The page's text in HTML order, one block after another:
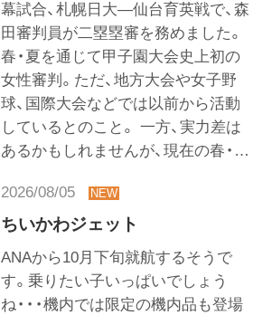
幕試合、札幌日大―仙台育英戦で、森
田審判員が二塁塁審を務めました。
春・夏を通じて甲子園大会史上初の
女性審判。ただ、地方大会や女子野
球、国際大会などでは以前から活動
しているとのこと。 一方、実力差は
あるかもしれませんが、現在の春・…
2026/08/05
ちいかわジェット
ANAから10月下旬就航するそうで
す。乗りたい子いっぱいでしょう
ね・・・機内では限定の機内品も登場